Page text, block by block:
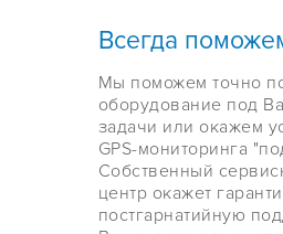
Всегда
Мы поможем точно
оборудование под
задачи или окажем
GPS-мониторинга
Собственный
центр окажет
постгарнатийную